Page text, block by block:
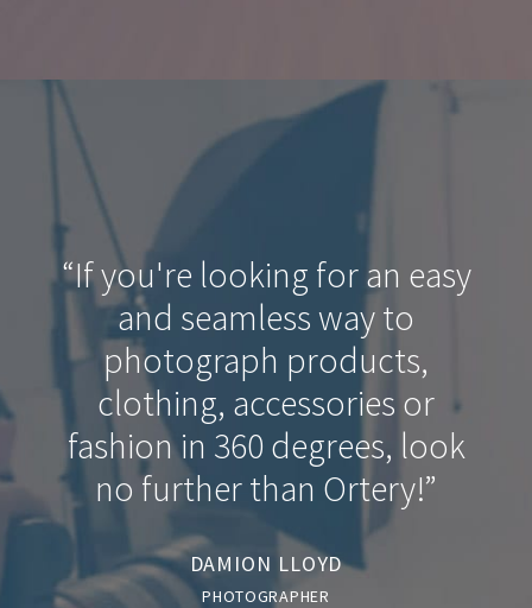
“If you're looking for an easy
and seamless way to
photograph products,
clothing, accessories or
fashion in 360 degrees, look
no further than Ortery!”
DAMION LLOYD
PHOTOGRAPHER